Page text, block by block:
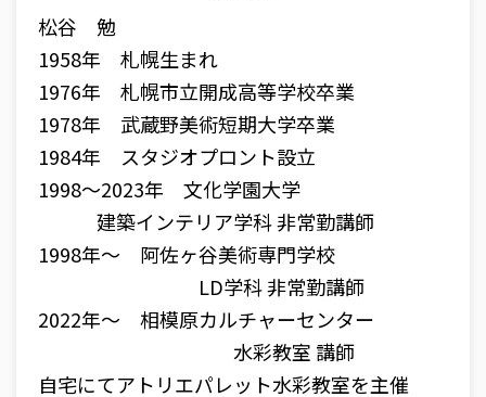
松谷 勉
1958年 札幌生まれ
1976年 札幌市立開成高等学校卒業
1978年 武蔵野美術短期大学卒業
1984年 スタジオプロント設立
1998〜2023年 文化学園大学
建築インテリア学科 非常勤講師
1998年〜 阿佐ヶ谷美術専門学校
LD学科 非常勤講師
2022年〜 相模原カルチャーセンター
水彩教室 講師
自宅にてアトリエパレット水彩教室を主催